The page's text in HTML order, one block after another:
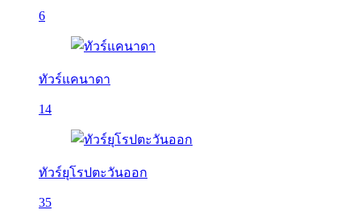
6
ทัวร์แคนาดา
14
ทัวร์ยุโรปตะวันออก
35